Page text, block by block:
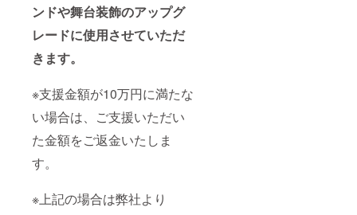
ンドや舞台装飾のアップグ
レードに使用させていただ
きます。
※支援金額が10万円に満たな
い場合は、ご支援いただい
た金額をご返金いたしま
す。
※上記の場合は弊社より